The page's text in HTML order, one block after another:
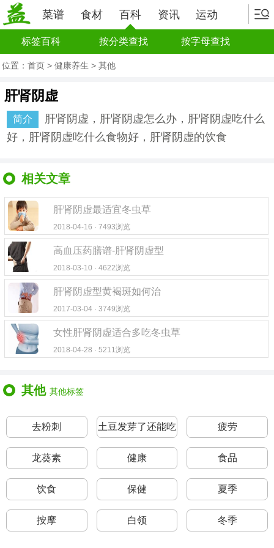
菜谱 食材 百科 资讯 运动
标签百科 按分类查找 按字母查找
位置： 首页 > 健康养生 > 其他
肝肾阴虚
简介
肝肾阴虚，肝肾阴虚怎么办，肝肾阴虚吃什么
好，肝肾阴虚吃什么食物好，肝肾阴虚的饮食
相关文章
肝肾阴虚最适宜冬虫草
2018-04-16 · 7493浏览
高血压药膳谱-肝肾阴虚型
2018-03-10 · 4622浏览
肝肾阴虚型黄褐斑如何治
2017-03-04 · 3749浏览
女性肝肾阴虚适合多吃冬虫草
2018-04-28 · 5211浏览
其他 其他标签
去粉刺
土豆发芽了还能吃
吗
疲劳
龙葵素 健康 食品
饮食 保健 夏季
按摩 白领 冬季